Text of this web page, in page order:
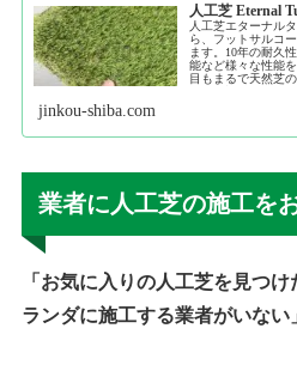
人工芝 Eternal
人工芝エターナル
ら、フットサルコ
ます。10年の耐久
能など様々な性能
目もまるで天然芝
jinkou-shiba.com
業者に人工芝の施工を
「お気に入りの人工芝を見つ
ランダに施工する業者がいない